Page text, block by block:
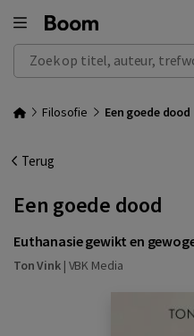
Zoek op titel, auteur, trefwoord
Filosofie Een goede dood
Terug
Een goede dood
Euthanasie gewikt en
Ton Vink| VBK Media